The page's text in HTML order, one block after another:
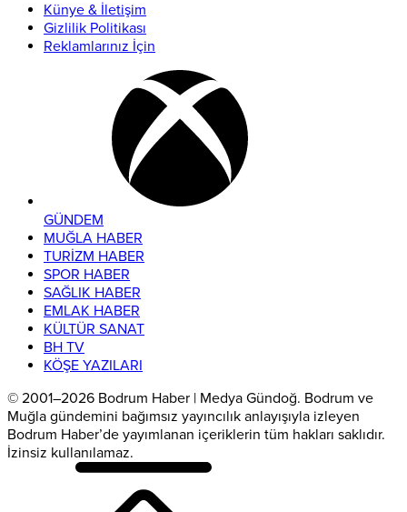
Künye & İletişim
Gizlilik Politikası
Reklamlarınız İçin
GÜNDEM
MUĞLA HABER
TURİZM HABER
SPOR HABER
SAĞLIK HABER
EMLAK HABER
KÜLTÜR SANAT
BH TV
KÖŞE YAZILARI
© 2001–2026 Bodrum Haber | Medya Gündoğ. Bodrum ve
Muğla gündemini bağımsız yayıncılık anlayışıyla izleyen
Bodrum Haber’de yayımlanan içeriklerin tüm hakları saklıdır.
İzinsiz kullanılamaz.